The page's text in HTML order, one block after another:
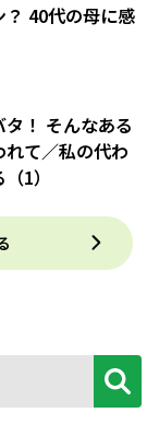
40代の母に感
！ そんなある
て／私の代わ
1）